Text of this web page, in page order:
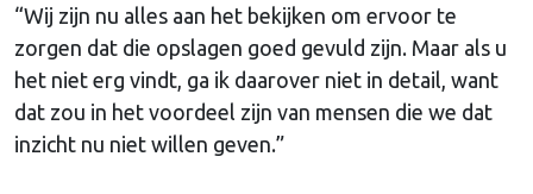
“Wij zijn nu alles aan het bekijken om ervoor te
zorgen dat die opslagen goed gevuld zijn. Maar als u
het niet erg vindt, ga ik daarover niet in detail, want
dat zou in het voordeel zijn van mensen die we dat
inzicht nu niet willen geven.”